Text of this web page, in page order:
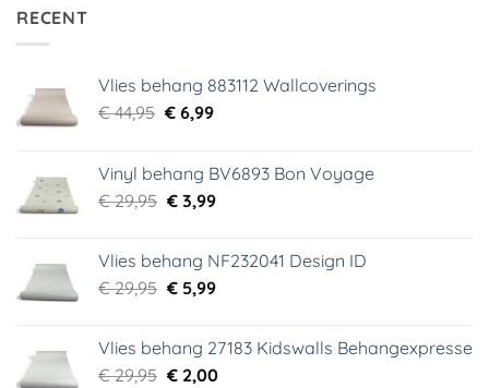
RECENT
Vlies behang 883112 Wallcoverings
€44,95 Oorspronkelijke
€ 44,95.
€6,99Huidige
€ 6,99.
Vinyl behang BV6893 Bon Voyage
€29,95 Oorspronkelijke
€ 29,95.
€3,99Huidige
€ 3,99.
Vlies behang NF232041 Design ID
€29,95 Oorspronkelijke
€ 29,95.
€5,99Huidige
€ 5,99.
Vlies behang 27183 Kidswalls Behangexpresse
€29,95 Oorspronkelijke
€2,00Huidige